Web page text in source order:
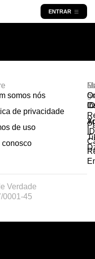
ENTRAR
somos nós
de privacidade
de uso
conosco
Verdade
0001-45